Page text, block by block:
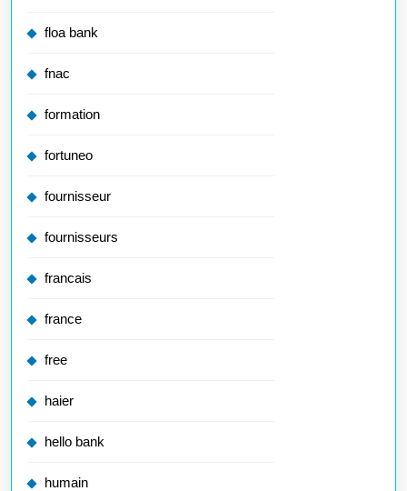
floa bank
fnac
formation
fortuneo
fournisseur
fournisseurs
francais
france
free
haier
hello bank
humain